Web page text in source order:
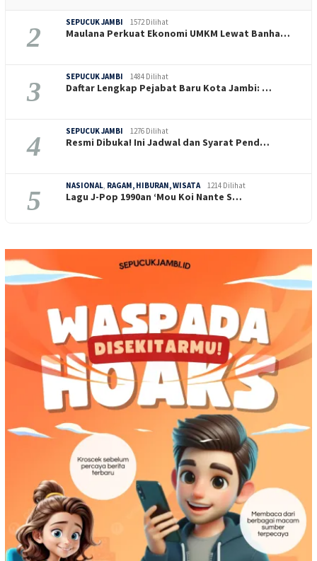
2 SEPUCUK JAMBI 1572 Dilihat
Maulana Perkuat Ekonomi UMKM Lewat Banha…
3 SEPUCUK JAMBI 1484 Dilihat
Daftar Lengkap Pejabat Baru Kota Jambi: …
4 SEPUCUK JAMBI 1276 Dilihat
Resmi Dibuka! Ini Jadwal dan Syarat Pend…
5 NASIONAL, RAGAM, HIBURAN, WISATA 1214 Dilihat
Lagu J-Pop 1990an ‘Mou Koi Nante S…